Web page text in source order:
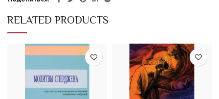
RELATED PRODUCTS